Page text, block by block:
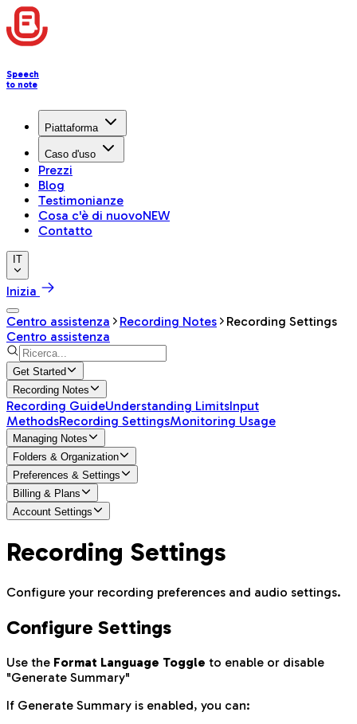
Speech
to note
Piattaforma
Caso d'uso
Prezzi
Blog
Testimonianze
Cosa c'è di nuovoNEW
Contatto
IT
Inizia
Centro assistenza
Recording Notes
Recording Settings
Centro assistenza
Get Started
Recording Notes
Recording GuideUnderstanding LimitsInput
MethodsRecording SettingsMonitoring Usage
Managing Notes
Folders & Organization
Preferences & Settings
Billing & Plans
Account Settings
Recording Settings
Configure your recording preferences and audio settings.
Configure Settings
Use the Format Language Toggle to enable or disable
"Generate Summary"
If Generate Summary is enabled, you can: